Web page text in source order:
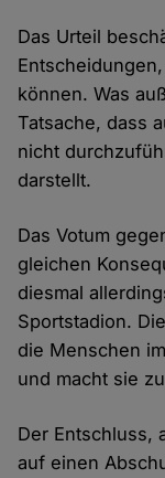
Das Urteil
können. Was
Tatsache, dass
nicht
darstellt.
Das Votum
gleichen
diesmal
Sportstadion.
die Menschen
und macht sie
Der Entschluss,
auf einen